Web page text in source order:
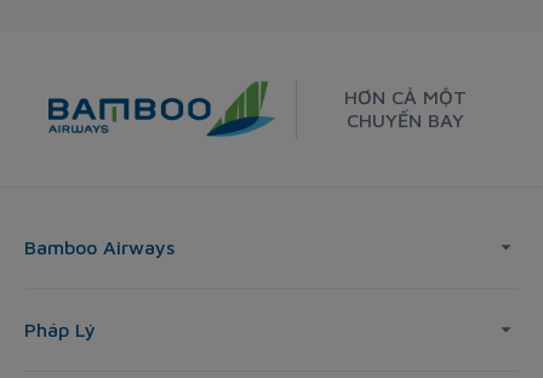
HƠN CẢ MỘT
CHUYẾN BAY
Bamboo Airways
Pháp Lý